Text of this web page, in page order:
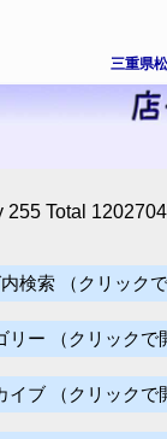
三重県
255 Total 1202704
検索 （クリック
リー （クリックで
イブ （クリックで